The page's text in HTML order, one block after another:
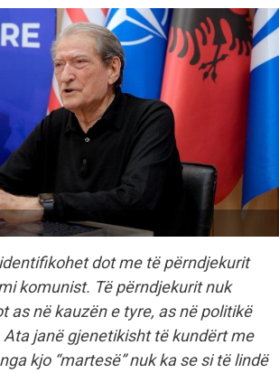
dot me të përndjekurit
komunist. Të përndjekurit nuk
as në kauzën e tyre, as në politikë
Ata janë gjenetikisht të kundërt me
kjo “martesë” nuk ka se si të lindë